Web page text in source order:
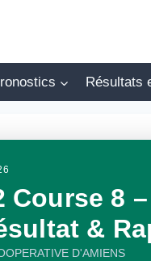
Résultats
Course 8
&
D'AMIENS